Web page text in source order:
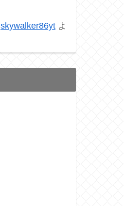
skywalker86yt よ